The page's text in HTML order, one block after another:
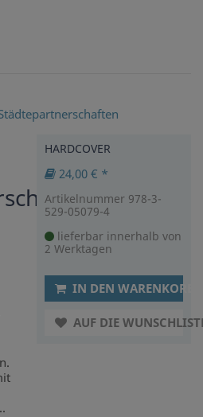
HARDCOVER
24,00 € *
Artikelnummer 978-3-
529-05079-4
lieferbar innerhalb von
2 Werktagen
IN DEN WARENKORB
AUF DIE